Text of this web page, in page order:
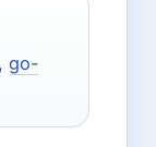
, go-